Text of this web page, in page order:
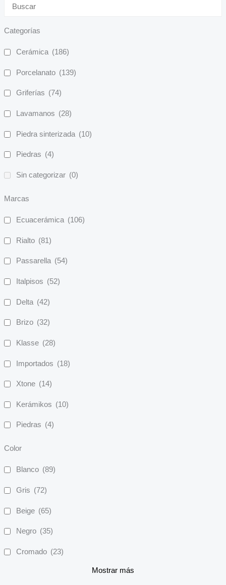
Categorías
Cerámica (186)
Porcelanato (139)
Griferías (74)
Lavamanos (28)
Piedra sinterizada (10)
Piedras (4)
Sin categorizar (0)
Marcas
Ecuacerámica (106)
Rialto (81)
Passarella (54)
Italpisos (52)
Delta (42)
Brizo (32)
Klasse (28)
Importados (18)
Xtone (14)
Kerámikos (10)
Piedras (4)
Color
Blanco (89)
Gris (72)
Beige (65)
Negro (35)
Cromado (23)
Mostrar más